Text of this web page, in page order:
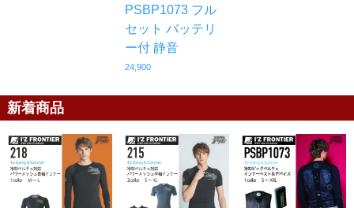
PSBP1073 フル
セット バッテリ
ー付 静音
24,900
新着商品